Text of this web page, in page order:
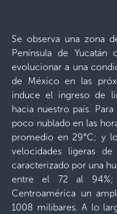
Se observa una zona
Península de Yucatán
evolucionar a una
de México en las
induce el ingreso de
hacia nuestro país.
poco nublado en las
promedio en 29°C; y
velocidades ligeras
caracterizado por una
entre el 72 al 94%;
Centroamérica un
1008 milibares. A lo